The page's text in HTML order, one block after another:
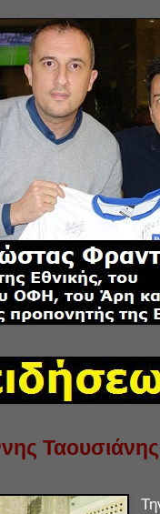
Ταουσιάνης